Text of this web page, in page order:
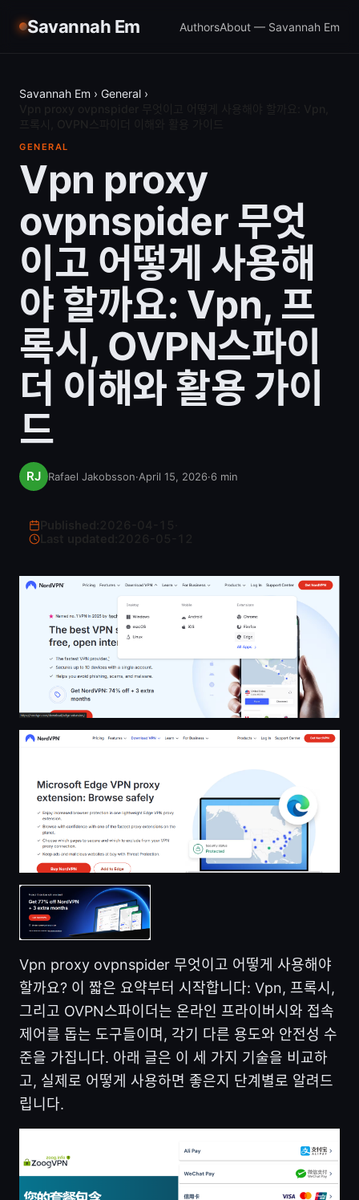
Savannah Em AuthorsAbout — Savannah Em
Savannah Em › General ›
GENERAL
Vpn proxy
ovpnspider 무엇
이고 어떻게 사용해
야 할까요: Vpn, 프
록시, OVPN스파이
더 이해와 활용 가이
드
Rafael Jakobsson·April 15, 2026·6 min
Last updated:
Vpn proxy ovpnspider 무엇이고 어떻게 사용해야
할까요? 이 짧은 요약부터 시작합니다: Vpn, 프록시,
그리고 OVPN스파이더는 온라인 프라이버시와 접속
제어를 돕는 도구들이며, 각기 다른 용도와 안전성 수
준을 가집니다. 아래 글은 이 세 가지 기술을 비교하
고, 실제로 어떻게 사용하면 좋은지 단계별로 알려드
립니다.